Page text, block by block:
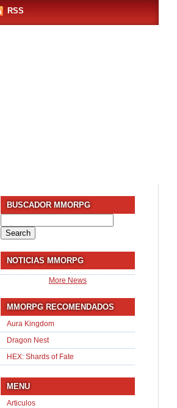
RSS
BUSCADOR MMORPG
for:
NOTICIAS MMORPG
More News
MMORPG RECOMENDADOS
Aura Kingdom
Dragon Nest
HEX: Shards of Fate
MENU
Articulos